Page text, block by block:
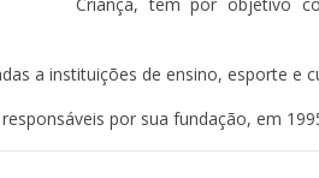
a instituições de ensino, esporte e
por sua fundação, em